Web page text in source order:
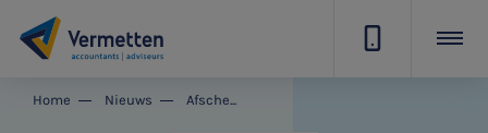
Home Nieuws Afschermen adresgegevens in Handelsregister